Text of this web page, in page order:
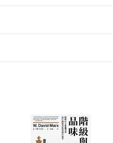
易解除權合理例外情事適用
所銷售之商品為電子書，屬
天市場，並於「我的訂單」
登入帳號
Login